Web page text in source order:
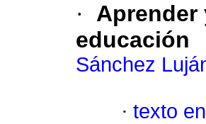
·
Aprender
educación
Sánchez
· texto